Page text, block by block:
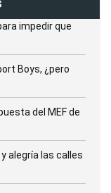
impedir que
Boys, ¿pero
del MEF de
alegría las calles